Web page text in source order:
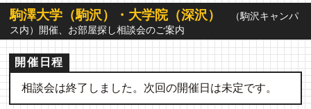
駒澤大学（駒沢）・大学院（深沢）
（駒沢キャンパ
ス内）開催、お部屋探し相談会のご案内
開催日程
相談会は終了しました。次回の開催日は未定です。